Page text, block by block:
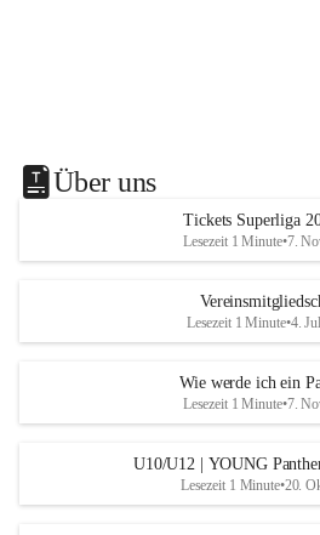
Über uns
Tickets Superliga
Lesezeit 1 Minute•7.
Lesezeit 1 Minute•4.
Wie werde ich ein
Lesezeit 1 Minute•7.
U10/U12 | YOUNG
Lesezeit 1 Minute•20.